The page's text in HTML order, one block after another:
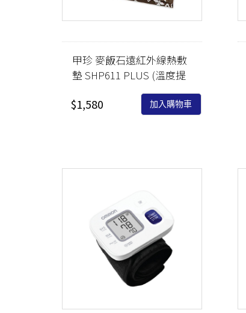
甲珍 麥飯石遠紅外線熱敷
墊 SHP611 PLUS (溫度提
$1,580 加入購物車